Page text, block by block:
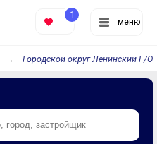
меню
1
Городской округ Ленинский Г/О